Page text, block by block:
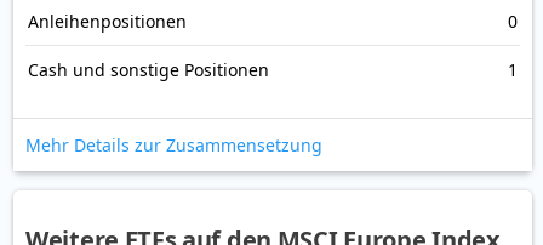
Anleihenpositionen 0
Cash und sonstige Positionen 1
Mehr Details zur Zusammensetzung